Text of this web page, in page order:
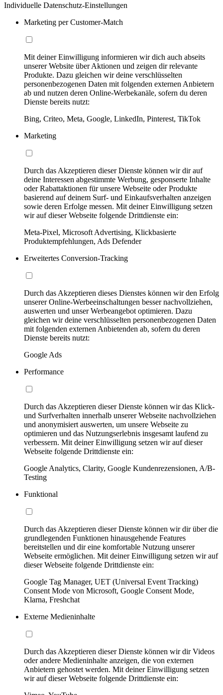
Individuelle Datenschutz-Einstellungen
Marketing per Customer-Match
Mit deiner Einwilligung informieren wir dich auch abseits
unserer Website über Aktionen und zeigen dir relevante
Produkte. Dazu gleichen wir deine verschlüsselten
personenbezogenen Daten mit folgenden externen Anbietern
ab und nutzen deren Online-Werbekanäle, sofern du deren
Dienste bereits nutzt:
Bing, Criteo, Meta, Google, LinkedIn, Pinterest, TikTok
Marketing
Durch das Akzeptieren dieser Dienste können wir dir auf
deine Interessen abgestimmte Werbung, gesponserte Inhalte
oder Rabattaktionen für unsere Webseite oder Produkte
basierend auf deinem Surf- und Einkaufsverhalten anzeigen
sowie deren Erfolge messen. Mit deiner Einwilligung setzen
wir auf dieser Webseite folgende Drittdienste ein:
Meta-Pixel, Microsoft Advertising, Klickbasierte
Produktempfehlungen, Ads Defender
Erweitertes Conversion-Tracking
Durch das Akzeptieren dieses Dienstes können wir den Erfolg
unserer Online-Werbeeinschaltungen besser nachvollziehen,
auswerten und unser Werbeangebot optimieren. Dazu
gleichen wir deine verschlüsselten personenbezogenen Daten
mit folgenden externen Anbietenden ab, sofern du deren
Dienste bereits nutzt:
Google Ads
Performance
Durch das Akzeptieren dieser Dienste können wir das Klick-
und Surfverhalten innerhalb unserer Webseite nachvollziehen
und anonymisiert auswerten, um unsere Webseite zu
optimieren und das Nutzungserlebnis insgesamt laufend zu
verbessern. Mit deiner Einwilligung setzen wir auf dieser
Webseite folgende Drittdienste ein:
Google Analytics, Clarity, Google Kundenrezensionen, A/B-
Testing
Funktional
Durch das Akzeptieren dieser Dienste können wir dir über die
grundlegenden Funktionen hinausgehende Features
bereitstellen und dir eine komfortable Nutzung unserer
Webseite ermöglichen. Mit deiner Einwilligung setzen wir auf
dieser Webseite folgende Drittdienste ein:
Google Tag Manager, UET (Universal Event Tracking)
Consent Mode von Microsoft, Google Consent Mode,
Klarna, Freshchat
Externe Medieninhalte
Durch das Akzeptieren dieser Dienste können wir dir Videos
oder andere Medieninhalte anzeigen, die von externen
Anbietern gehostet werden. Mit deiner Einwilligung setzen
wir auf dieser Webseite folgende Drittdienste ein: